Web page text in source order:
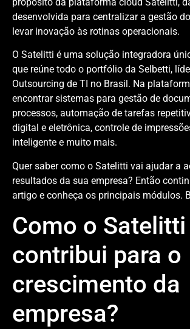
desenvolvida para centralizar a gestão
levar inovação às rotinas operacionais.
O Satelitti é uma solução integradora
que reúne todo o portfólio da Selbetti,
Outsourcing de TI no Brasil. Na
encontrar sistemas para gestão de
processos, automação de tarefas
digital e eletrônica, controle de
inteligente e muito mais.
Quer saber como o Satelitti vai ajudar a
resultados da sua empresa? Então
artigo e conheça os principais módulos.
Como o Satelitti
contribui para o
crescimento da
empresa?